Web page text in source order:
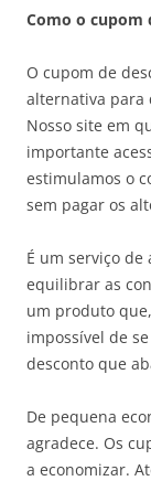
Como o cupom
O cupom de
alternativa para
Nosso site em
importante
estimulamos o
sem pagar os
É um serviço
equilibrar as
um produto
impossível de
desconto que
De pequena
agradece. Os
a economizar.